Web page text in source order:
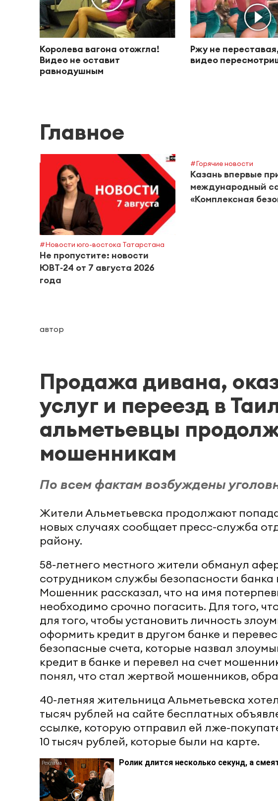
Королева вагона отожгла!
Видео не оставит
равнодушным
Ржу не
видео
Главное
#Новости юго-востока Татарстана
Не пропустите: новости
ЮВТ‑24 от 7 августа 2026
года
#Горячие новости
Казань впервые
международный
«Комплексная
автор
Продажа дивана,
услуг и переезд в
альметьевцы
мошенникам
По всем фактам возбуждены
Жители Альметьевска продолжают
новых случаях сообщает пресс-служба
району.
58-летнего местного жители обманул
сотрудником службы безопасности банка
Мошенник рассказал, что на имя
необходимо срочно погасить. Для того,
для того, чтобы установить личность
оформить кредит в другом банке и
безопасные счета, которые назвал
кредит в банке и перевел на счет
понял, что стал жертвой мошенников,
40-летняя жительница Альметьевска
тысяч рублей на сайте бесплатных
ссылке, которую отправил ей лже-
10 тысяч рублей, которые были на карте.
Ролик длится несколько секунд, а